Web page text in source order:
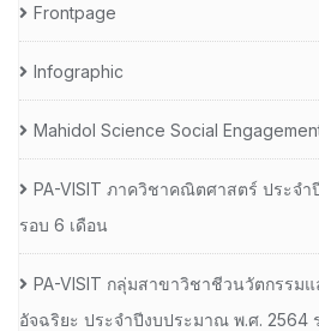
Frontpage
Infographic
Mahidol Science Social
PA-VISIT ภาควิชาคณิตศาสตร์ ประจ
รอบ 6 เดือน
PA-VISIT กลุ่มสาขาวิชาชีวนวัตกรร
อัจฉริยะ ประจำปีงบประมาณ พ.ศ. 2564